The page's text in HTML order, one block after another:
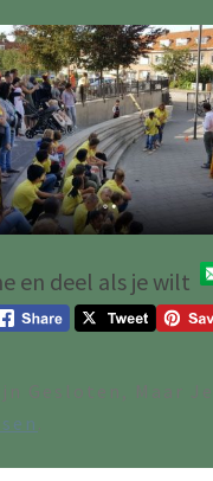
en deel als je wilt